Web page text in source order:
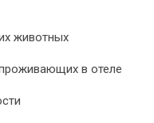
животных
в отеле